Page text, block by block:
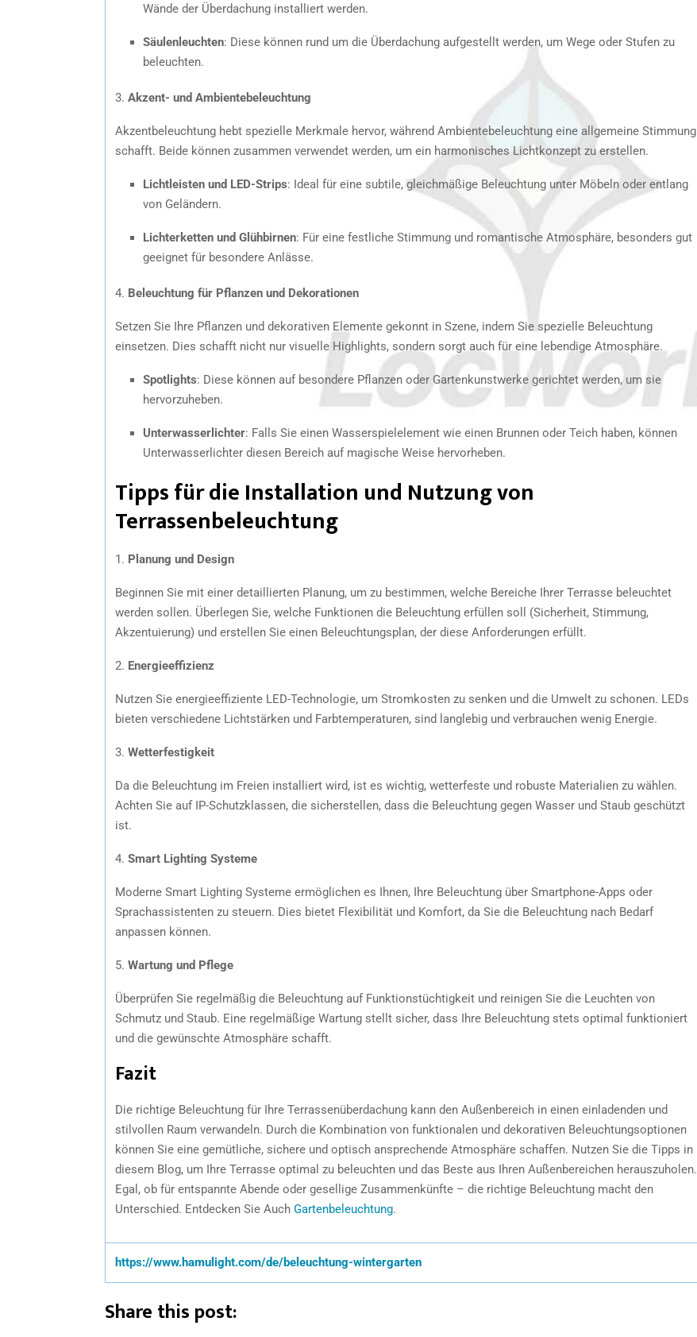
Wände der Überdachung installiert werden.
Säulenleuchten: Diese können rund um die Überdachung aufgestellt werden, um Wege oder Stufen zu
beleuchten.
3. Akzent- und Ambientebeleuchtung
Akzentbeleuchtung hebt spezielle Merkmale hervor, während Ambientebeleuchtung eine allgemeine Stimmung
schafft. Beide können zusammen verwendet werden, um ein harmonisches Lichtkonzept zu erstellen.
Lichtleisten und LED-Strips: Ideal für eine subtile, gleichmäßige Beleuchtung unter Möbeln oder entlang
von Geländern.
Lichterketten und Glühbirnen: Für eine festliche Stimmung und romantische Atmosphäre, besonders gut
geeignet für besondere Anlässe.
4. Beleuchtung für Pflanzen und Dekorationen
Setzen Sie Ihre Pflanzen und dekorativen Elemente gekonnt in Szene, indem Sie spezielle Beleuchtung
einsetzen. Dies schafft nicht nur visuelle Highlights, sondern sorgt auch für eine lebendige Atmosphäre.
Spotlights: Diese können auf besondere Pflanzen oder Gartenkunstwerke gerichtet werden, um sie
hervorzuheben.
Unterwasserlichter: Falls Sie einen Wasserspielelement wie einen Brunnen oder Teich haben, können
Unterwasserlichter diesen Bereich auf magische Weise hervorheben.
Tipps für die Installation und Nutzung von
Terrassenbeleuchtung
1. Planung und Design
Beginnen Sie mit einer detaillierten Planung, um zu bestimmen, welche Bereiche Ihrer Terrasse beleuchtet
werden sollen. Überlegen Sie, welche Funktionen die Beleuchtung erfüllen soll (Sicherheit, Stimmung,
Akzentuierung) und erstellen Sie einen Beleuchtungsplan, der diese Anforderungen erfüllt.
2. Energieeffizienz
Nutzen Sie energieeffiziente LED-Technologie, um Stromkosten zu senken und die Umwelt zu schonen. LEDs
bieten verschiedene Lichtstärken und Farbtemperaturen, sind langlebig und verbrauchen wenig Energie.
3. Wetterfestigkeit
Da die Beleuchtung im Freien installiert wird, ist es wichtig, wetterfeste und robuste Materialien zu wählen.
Achten Sie auf IP-Schutzklassen, die sicherstellen, dass die Beleuchtung gegen Wasser und Staub geschützt
ist.
4. Smart Lighting Systeme
Moderne Smart Lighting Systeme ermöglichen es Ihnen, Ihre Beleuchtung über Smartphone-Apps oder
Sprachassistenten zu steuern. Dies bietet Flexibilität und Komfort, da Sie die Beleuchtung nach Bedarf
anpassen können.
5. Wartung und Pflege
Überprüfen Sie regelmäßig die Beleuchtung auf Funktionstüchtigkeit und reinigen Sie die Leuchten von
Schmutz und Staub. Eine regelmäßige Wartung stellt sicher, dass Ihre Beleuchtung stets optimal funktioniert
und die gewünschte Atmosphäre schafft.
Fazit
Die richtige Beleuchtung für Ihre Terrassenüberdachung kann den Außenbereich in einen einladenden und
stilvollen Raum verwandeln. Durch die Kombination von funktionalen und dekorativen Beleuchtungsoptionen
können Sie eine gemütliche, sichere und optisch ansprechende Atmosphäre schaffen. Nutzen Sie die Tipps in
diesem Blog, um Ihre Terrasse optimal zu beleuchten und das Beste aus Ihren Außenbereichen herauszuholen.
Egal, ob für entspannte Abende oder gesellige Zusammenkünfte – die richtige Beleuchtung macht den
Unterschied. Entdecken Sie Auch Gartenbeleuchtung.
https://www.hamulight.com/de/beleuchtung-wintergarten
Share this post: